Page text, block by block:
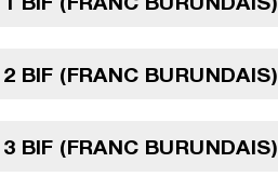
2 BIF (FRANC BURUNDAIS)
3 BIF (FRANC BURUNDAIS)